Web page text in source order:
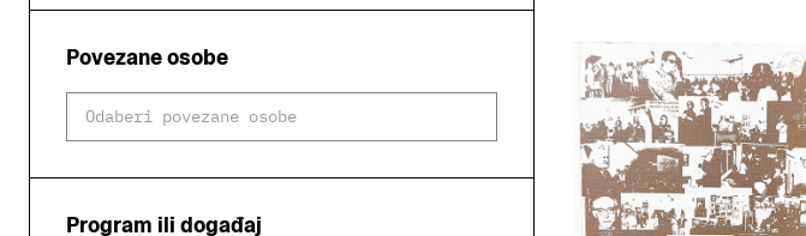
Povezane osobe
Program ili događaj